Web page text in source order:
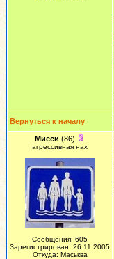
Вернуться к началу
Миёси (86)
агрессивная нах
Сообщения: 605
Зарегистрирован: 26.11.2005
Откуда: Маськва